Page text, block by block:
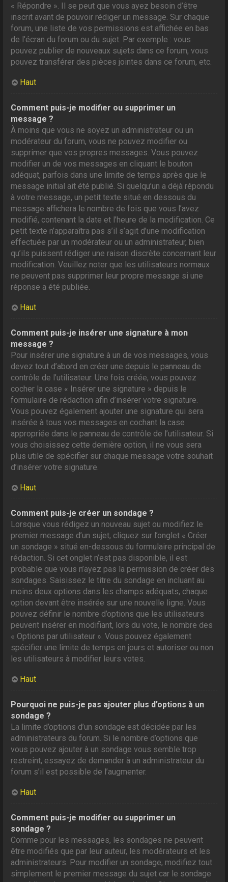
« Répondre ». Il se peut que vous ayez besoin d’être
inscrit avant de pouvoir rédiger un message. Sur chaque
forum, une liste de vos permissions est affichée en bas
de l’écran du forum ou du sujet. Par exemple : vous
pouvez publier de nouveaux sujets dans ce forum, vous
pouvez transférer des pièces jointes dans ce forum, etc.
Haut
Comment puis-je modifier ou supprimer un
message ?
À moins que vous ne soyez un administrateur ou un
modérateur du forum, vous ne pouvez modifier ou
supprimer que vos propres messages. Vous pouvez
modifier un de vos messages en cliquant le bouton
adéquat, parfois dans une limite de temps après que le
message initial ait été publié. Si quelqu’un a déjà répondu
à votre message, un petit texte situé en dessous du
message affichera le nombre de fois que vous l’avez
modifié, contenant la date et l’heure de la modification. Ce
petit texte n’apparaîtra pas s’il s’agit d’une modification
effectuée par un modérateur ou un administrateur, bien
qu’ils puissent rédiger une raison discrète concernant leur
modification. Veuillez noter que les utilisateurs normaux
ne peuvent pas supprimer leur propre message si une
réponse a été publiée.
Haut
Comment puis-je insérer une signature à mon
message ?
Pour insérer une signature à un de vos messages, vous
devez tout d’abord en créer une depuis le panneau de
contrôle de l’utilisateur. Une fois créée, vous pouvez
cocher la case « Insérer une signature » depuis le
formulaire de rédaction afin d’insérer votre signature.
Vous pouvez également ajouter une signature qui sera
insérée à tous vos messages en cochant la case
appropriée dans le panneau de contrôle de l’utilisateur. Si
vous choisissez cette dernière option, il ne vous sera
plus utile de spécifier sur chaque message votre souhait
d’insérer votre signature.
Haut
Comment puis-je créer un sondage ?
Lorsque vous rédigez un nouveau sujet ou modifiez le
premier message d’un sujet, cliquez sur l’onglet « Créer
un sondage » situé en-dessous du formulaire principal de
rédaction. Si cet onglet n’est pas disponible, il est
probable que vous n’ayez pas la permission de créer des
sondages. Saisissez le titre du sondage en incluant au
moins deux options dans les champs adéquats, chaque
option devant être insérée sur une nouvelle ligne. Vous
pouvez définir le nombre d’options que les utilisateurs
peuvent insérer en modifiant, lors du vote, le nombre des
« Options par utilisateur ». Vous pouvez également
spécifier une limite de temps en jours et autoriser ou non
les utilisateurs à modifier leurs votes.
Haut
Pourquoi ne puis-je pas ajouter plus d’options à un
sondage ?
La limite d’options d’un sondage est décidée par les
administrateurs du forum. Si le nombre d’options que
vous pouvez ajouter à un sondage vous semble trop
restreint, essayez de demander à un administrateur du
forum s’il est possible de l’augmenter.
Haut
Comment puis-je modifier ou supprimer un
sondage ?
Comme pour les messages, les sondages ne peuvent
être modifiés que par leur auteur, les modérateurs et les
administrateurs. Pour modifier un sondage, modifiez tout
simplement le premier message du sujet car le sondage